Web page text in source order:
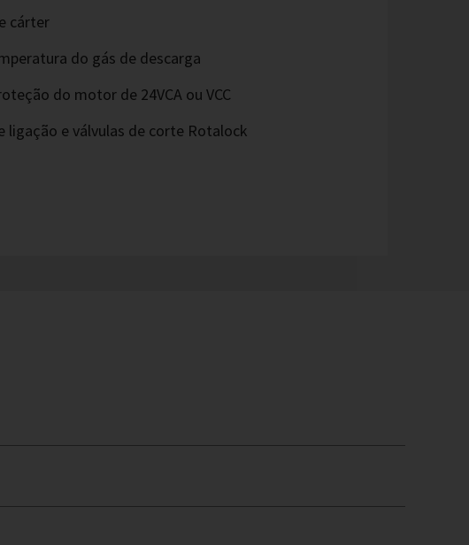
cárter
do gás de descarga
do motor de 24VCA ou VCC
ligação e válvulas de corte Rotalock